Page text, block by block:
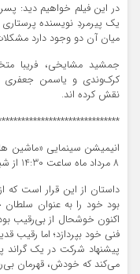
در این فیلم خواهیم دید:
یک پیرمردِ نویسنده
میان آن دو وجود دارد
جمشید مشایخی، فریبا
کرک‌وندی و یاسمن جعفری در
نقش کرده اند.
8 مرداد ماه ساعت 14:30 از شبکه کودک پخش می شود.
داستان از این قرار است
بود خود را به عنوان
اکنون خوشحال از بی‌رقیب
فنی خود بپردازد؛ اما رقیب
پیشنهاد شرکت در یک گراند
می‌کند که خودش، قهرمان